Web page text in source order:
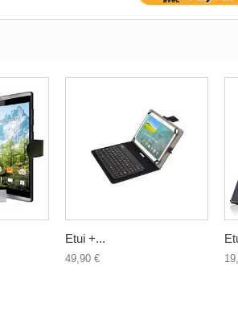
Etui +...
49,90 €